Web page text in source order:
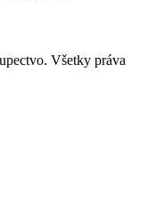
Všetky práva